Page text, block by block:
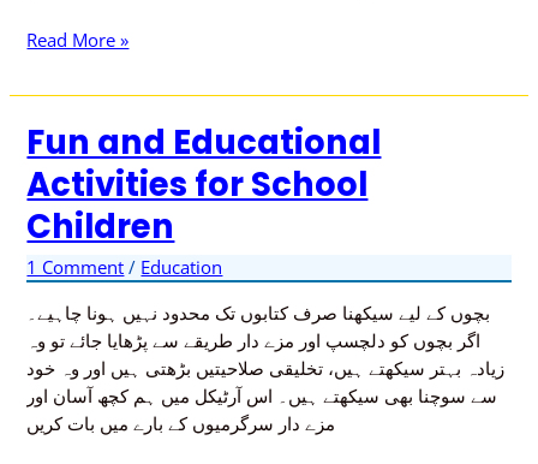
Read More »
Fun and Educational
Activities for School
Children
1 Comment / Education
بچوں کے لیے سیکھنا صرف کتابوں تک محدود نہیں ہونا چاہیے۔
اگر بچوں کو دلچسپ اور مزے دار طریقے سے پڑھایا جائے تو وہ
زیادہ بہتر سیکھتے ہیں، تخلیقی صلاحیتیں بڑھتی ہیں اور وہ خود
سے سوچنا بھی سیکھتے ہیں۔ اس آرٹیکل میں ہم کچھ آسان اور
مزے دار سرگرمیوں کے بارے میں بات کریں
Fun
and
Educational
Activities
for
School
Children